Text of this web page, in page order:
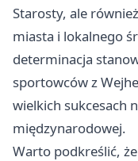
Starosty, ale
miasta i lokalnego
determinacja
sportowców z
wielkich sukcesach
międzynarodowej.
Warto podkreślić,